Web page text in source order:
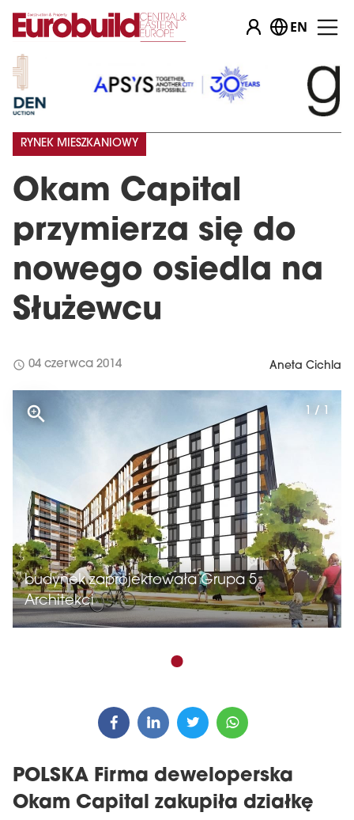
EN
Okam Capital
przymierza się do
nowego osiedla na
Służewcu
RYNEK MIESZKANIOWY
schedule 04 czerwca 2014 Aneta Cichla
budynek zaprojektowała Grupa 5
Architekci
1 / 1
POLSKA Firma deweloperska
Okam Capital zakupiła działkę